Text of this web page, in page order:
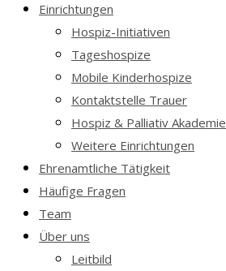
Einrichtungen
Hospiz-Initiativen
Tageshospize
Mobile Kinderhospize
Kontaktstelle Trauer
Hospiz & Palliativ Akademie
Weitere Einrichtungen
Ehrenamtliche Tätigkeit
Häufige Fragen
Team
Über uns
Leitbild